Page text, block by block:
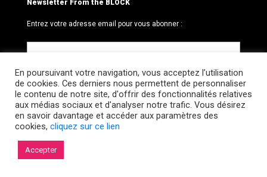
Newsletter From the BLOCK
Entrez votre adresse email pour vous abonner :
© 2026 Le BLOCK · CCNR. Tous droits réservés.
En poursuivant votre navigation, vous acceptez l’utilisation
de cookies. Ces derniers nous permettent de personnaliser
le contenu de notre site, d'offrir des fonctionnalités relatives
aux médias sociaux et d'analyser notre trafic. Vous désirez
en savoir davantage et accéder aux paramètres des
cookies, cliquez sur ce lien
Accepter